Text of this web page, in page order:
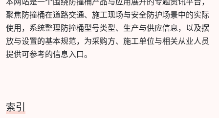
本网站是一个围绕防撞桶产品与应用展开的专题资讯平台，
聚焦防撞桶在道路交通、施工现场与安全防护场景中的实际
使用，系统整理防撞桶型号类型、生产与供应信息，以及摆
放与设置的基本规范，为采购方、施工单位与相关从业人员
提供可参考的信息入口。
索引